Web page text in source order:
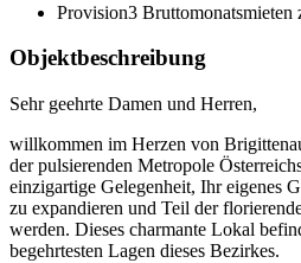
Provision3 Bruttomonatsmieten
Objektbeschreibung
Sehr geehrte Damen und Herren,
willkommen im Herzen von
der pulsierenden Metropole
einzigartige Gelegenheit, Ihr eigenes
zu expandieren und Teil der
werden. Dieses charmante Lokal
begehrtesten Lagen dieses Bezirkes.